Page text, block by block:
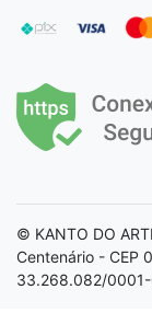
© KANTO DO
Centenário - CEP
33.268.082/